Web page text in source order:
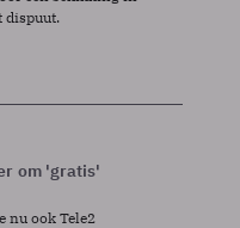
dispuut.
om 'gratis'
nu ook Tele2